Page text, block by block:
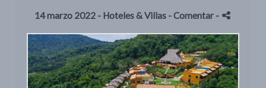
14 marzo 2022 - Hoteles & Villas - Comentar -